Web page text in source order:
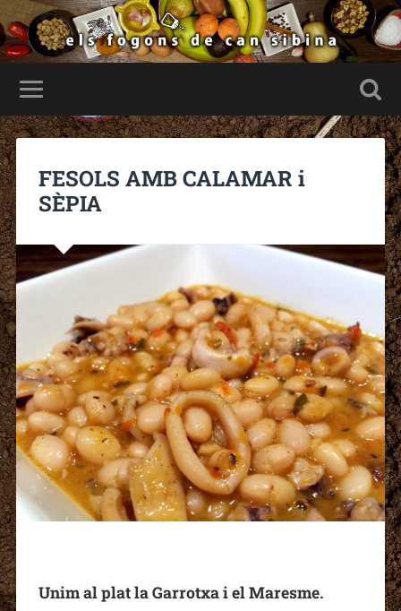
FESOLS AMB CALAMAR i
SÈPIA
Unim al plat la Garrotxa i el Maresme.